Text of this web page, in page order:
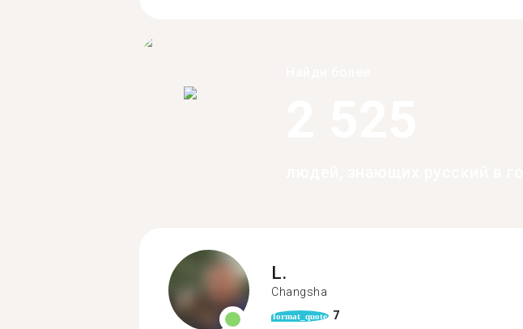
L.
Changsha
format_quote 7